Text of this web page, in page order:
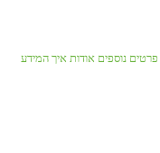
פרטים נוספים אודות איך המידע